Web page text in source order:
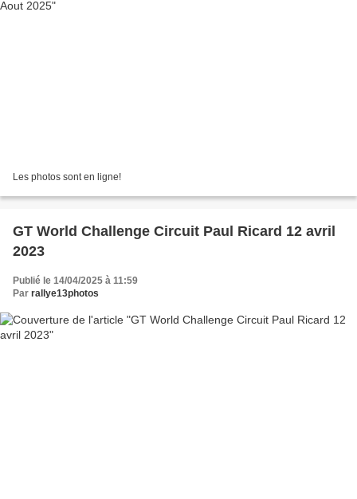
Les photos sont en ligne!
GT World Challenge Circuit Paul Ricard 12 avril
2023
Publié le 14/04/2025 à 11:59
Par rallye13photos